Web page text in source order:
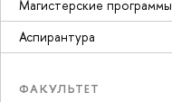
Магистерские программы
Аспирантура
ФАКУЛЬТЕТ